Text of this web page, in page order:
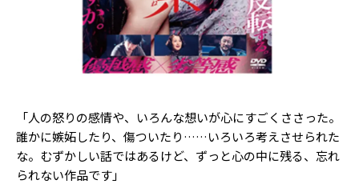
「人の怒りの感情や、いろんな想いが心にすごくささった。
誰かに嫉妬したり、傷ついたり……いろいろ考えさせられた
な。むずかしい話ではあるけど、ずっと心の中に残る、忘れ
られない作品です」